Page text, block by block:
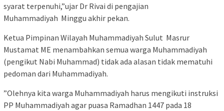
syarat terpenuhi,”ujar Dr Rivai di pengajian
Muhammadiyah Minggu akhir pekan.
Ketua Pimpinan Wilayah Muhammadiyah Sulut Masrur
Mustamat ME menambahkan semua warga Muhammadiyah
(pengikut Nabi Muhammad) tidak ada alasan tidak mematuhi
pedoman dari Muhammadiyah.
”Olehnya kita warga Muhammadiyah harus mengikuti instruksi
PP Muhammadiyah agar puasa Ramadhan 1447 pada 18